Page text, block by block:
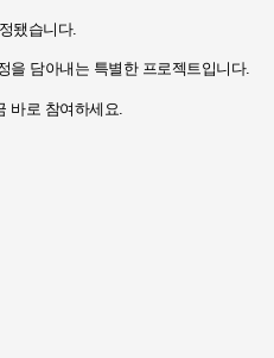
됐습니다.
을 담아내는 특별한 프로젝트입니다.
바로 참여하세요.